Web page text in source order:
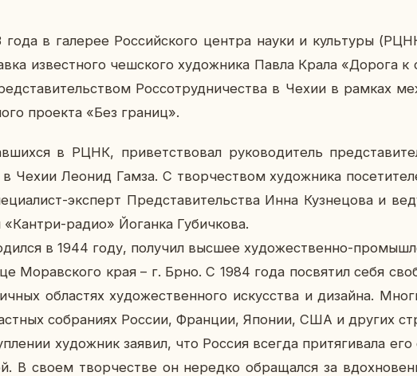
года в га­ле­рее Рос­сий­ско­го центра науки и куль­ту­ры
из­вест­но­го чеш­ско­го ху­дож­ни­ка Павла Крала «Дорога к
Рос­со­труд­ни­че­ства в Чехии в рамках
про­ек­та «Без границ».
в РЦНК, при­вет­ство­вал ру­ко­во­ди­тель
в Чехии Леонид Гамза. С твор­че­ством ху­дож­ни­ка
экс­перт Пред­ста­ви­тель­ства Инна Куз­не­цо­ва и
радио» Йо­ган­ка Гу­бич­ко­ва.
в 1944 году, по­лу­чил высшее ху­до­же­ствен­но-
Мо­рав­ско­го края – г. Брно. С 1984 года по­свя­тил себя
об­ла­стях ху­до­же­ствен­но­го ис­кус­ства и ди­зай­на.
со­бра­ни­ях России, Фран­ции, Японии, США и других
ху­дож­ник заявил, что Россия всегда при­тя­ги­ва­ла
В своем твор­че­стве он неред­ко об­ра­щал­ся за